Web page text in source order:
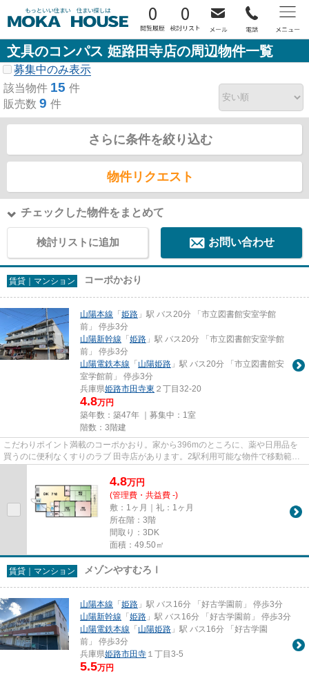
0 0
文具のコンパス 姫路田寺店の周辺物件一覧
募集中のみ表示
該当物件 15 件
販売数 9 件
さらに条件を絞り込む
物件リクエスト
チェックした物件をまとめて
検討リストに追加 お問い合わせ
賃貸｜マンション コーポかおり
山陽本線 「姫路 」駅 バス20分 「市立図書館安室学館
前」 停歩3分
山陽新幹線 「姫路 」駅 バス20分 「市立図書館安室学館
前」 停歩3分
山陽電鉄本線 「山陽姫路 」駅 バス20分 「市立図書館安
室学館前」 停歩3分
兵庫県姫路市田寺東 ２丁目32-20
4.8万円
築年数：築47年 ｜募集中： 1室
階数：3階建
こだわりポイント満載のコーポかおり。家から396mのところに、薬や日用品を
買うのに便利なくすりのラブ 田寺店があります。2駅利用可能な物件で移動範囲
が広がります。空き巣や放火な...
4.8万円
(管理費・共益費 -)
敷：1ヶ月｜礼：1ヶ月
所在階：3階
間取り：3DK
面積：49.50㎡
賃貸｜マンション メゾンやすむろⅠ
山陽本線 「姫路 」駅 バス16分 「好古学園前」 停歩3分
山陽新幹線 「姫路 」駅 バス16分 「好古学園前」 停歩3分
山陽電鉄本線 「山陽姫路 」駅 バス16分 「好古学園
前」 停歩3分
兵庫県姫路市田寺 １丁目3-5
5.5万円